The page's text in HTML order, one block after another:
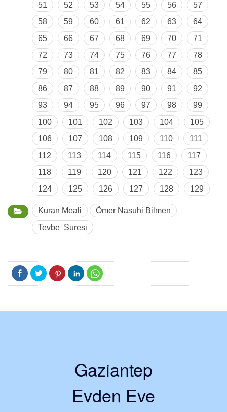
51
52 53 54 55 56
57
58
59 60 61 62 63
64
65
66 67 68 69 70
71
72
73 74 75 76 77
78
79
80 81 82 83 84
85
86
87 88 89 90 91
92
93
94 95 96 97 98
99
100
101 102 103 104
105
106
107 108 109 110
111
112
113 114 115 116
117
118
119 120 121 122
123
124
125 126 127 128 129
Kuran Meali
Ömer Nasuhi Bilmen
Tevbe Suresi
Gaziantep
Evden Eve